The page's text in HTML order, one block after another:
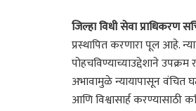
जिल्हा विधी सेवा प्राधिकरण
प्रस्थापित करणारा पूल आहे.
पोहचविण्याच्याउद्देशाने
अभावामुळे न्यायापासून वंचित
आणि विश्वासार्ह करण्यासाठी